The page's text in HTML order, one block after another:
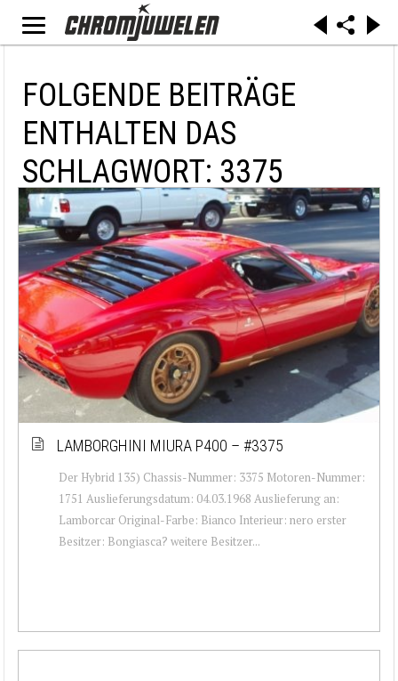
FOLGENDE BEITRÄGE
ENTHALTEN DAS
SCHLAGWORT: 3375
LAMBORGHINI MIURA P400 – #3375
Der Hybrid 135) Chassis-Nummer: 3375 Motoren-Nummer:
1751 Auslieferungsdatum: 04.03.1968 Auslieferung an:
Lamborcar Original-Farbe: Bianco Interieur: nero erster
Besitzer: Bongiasca? weitere Besitzer...